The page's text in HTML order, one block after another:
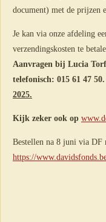
document) met de prijzen
Je kan via onze afdeling
verzendingskosten te
Aanvragen bij Lucia
telefonisch: 015 61 47 50.
2025.
Kijk zeker ook op
Bestellen na 8 juni via DF
https://